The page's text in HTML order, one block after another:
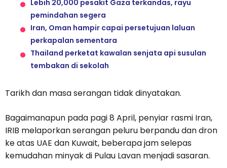
Lebih 20,000 pesakit Gaza terkandas, rayu
pemindahan segera
Iran, Oman hampir capai persetujuan laluan
perkapalan sementara
Thailand perketat kawalan senjata api susulan
tembakan di sekolah
Tarikh dan masa serangan tidak dinyatakan.
Bagaimanapun pada pagi 8 April, penyiar rasmi Iran,
IRIB melaporkan serangan peluru berpandu dan dron
ke atas UAE dan Kuwait, beberapa jam selepas
kemudahan minyak di Pulau Lavan menjadi sasaran.